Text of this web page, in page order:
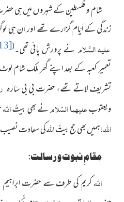
شام و فلسطین کے شہروں میں ہی
زندگی کے اَیّام گزارے تھے اور ان ہی
علیہ السَّلامنے پرورش پائی تھی۔(
تعمیر کعبہ کے بعد اپنے گھر ملک شام
تشریف لاتے تھے، حضرت بی بی سَارَہ
ویعقوبعلیہما السّلامنے بھی بیتُاللہ
اللہ! ہمیں بھی حج بیتُاللہکی سعادت نصیب
مقامِ نبوت و رسالت:
اللہکریم کی طرف سے حضرت ابراہیم